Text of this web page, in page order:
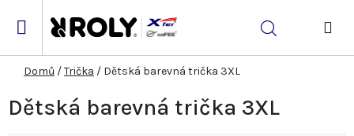
Hledat
Domů /Trička / Dětská barevná trička 3XL
Dětská barevná trička 3XL